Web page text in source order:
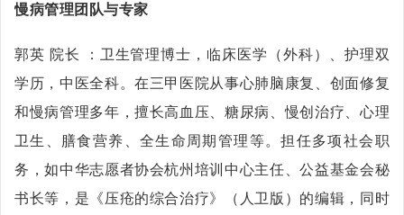
慢病管理团队与专家
郭英 院长 ：卫生管理博士，临床医学（外科）、护理双
学历，中医全科。在三甲医院从事心肺脑康复、创面修复
和慢病管理多年，擅长高血压、糖尿病、慢创治疗、心理
卫生、膳食营养、全生命周期管理等。担任多项社会职
务，如中华志愿者协会杭州培训中心主任、公益基金会秘
书长等，是《压疮的综合治疗》（人卫版）的编辑，同时